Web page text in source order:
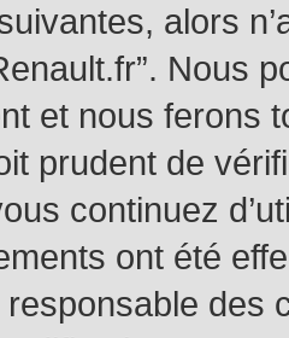
alors
Nous
et nous ferons
prudent de
continuez
ont été
responsable des